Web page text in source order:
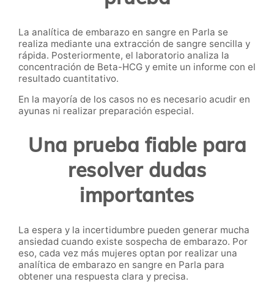
La analítica de embarazo en sangre en Parla se
realiza mediante una extracción de sangre sencilla y
rápida. Posteriormente, el laboratorio analiza la
concentración de Beta-HCG y emite un informe con el
resultado cuantitativo.
En la mayoría de los casos no es necesario acudir en
ayunas ni realizar preparación especial.
Una prueba fiable para
resolver dudas
importantes
La espera y la incertidumbre pueden generar mucha
ansiedad cuando existe sospecha de embarazo. Por
eso, cada vez más mujeres optan por realizar una
analítica de embarazo en sangre en Parla para
obtener una respuesta clara y precisa.